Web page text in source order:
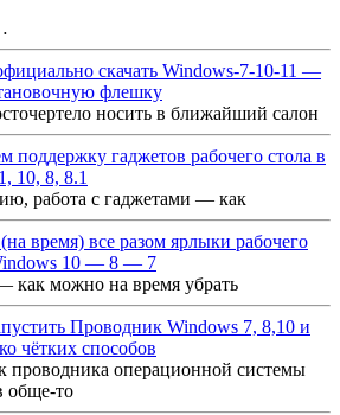
скачать Windows-7-10-11 —
флешку
носить в ближайший салон
поддержку гаджетов рабочего стола в
10, 8, 8.1
работа с гаджетами — как
время) все разом ярлыки рабочего
10 — 8 — 7
как можно на время убрать
Проводник Windows 7, 8,10 и
чётких способов
проводника операционной системы
обще-то